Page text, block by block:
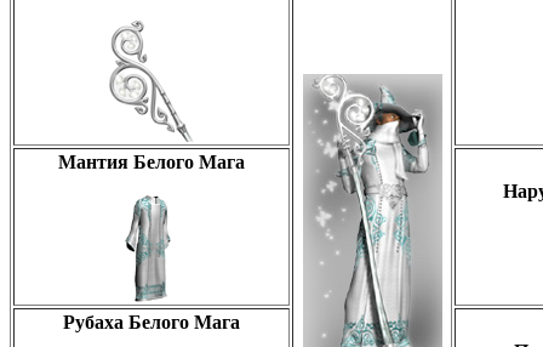
Мантия Белого Мага
Рубаха Белого Мага